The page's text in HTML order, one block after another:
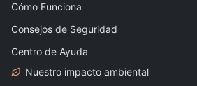
Cómo Funciona
Consejos de Seguridad
Centro de Ayuda
Nuestro impacto ambiental